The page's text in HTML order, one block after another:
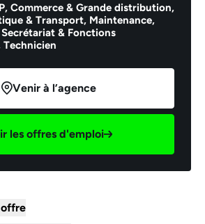
Commerce & Grande distribution,
& Transport, Maintenance,
Secrétariat & Fonctions
Technicien
Venir à l’agence
les offres d'emploi